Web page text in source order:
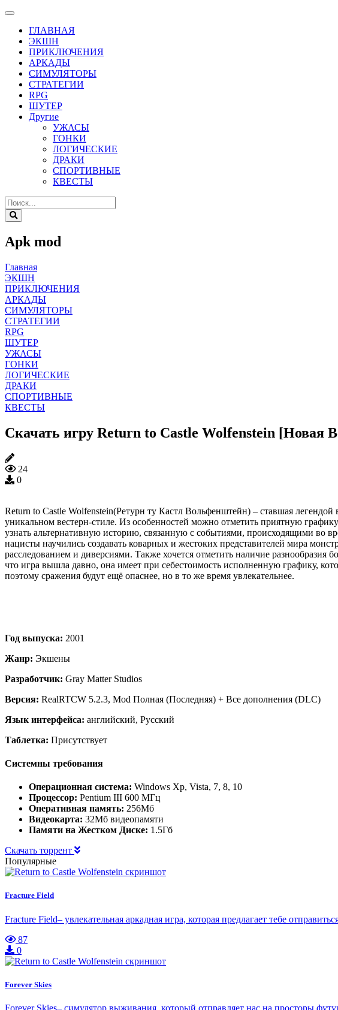
ГЛАВНАЯ
ЭКШН
ПРИКЛЮЧЕНИЯ
АРКАДЫ
СИМУЛЯТОРЫ
СТРАТЕГИИ
RPG
ШУТЕР
Другие
УЖАСЫ
ГОНКИ
ЛОГИЧЕСКИЕ
ДРАКИ
СПОРТИВНЫЕ
КВЕСТЫ
Apk mod
Главная
ЭКШН
ПРИКЛЮЧЕНИЯ
АРКАДЫ
СИМУЛЯТОРЫ
СТРАТЕГИИ
RPG
ШУТЕР
УЖАСЫ
ГОНКИ
ЛОГИЧЕСКИЕ
ДРАКИ
СПОРТИВНЫЕ
КВЕСТЫ
Скачать игру Return to Castle Wolfenstein [Новая
24
0
Return to Castle Wolfenstein(Ретурн ту Кастл Вольфенштейн) – ставшая
уникальном вестерн-стиле. Из особенностей можно отметить приятную
узнать альтернативную историю, связанную с событиями, происходящими во
нацисты научились создавать коварных и жестоких представителей мира
расследованием и диверсиями. Также хочется отметить наличие разнообразия
что игра вышла давно, она имеет при себестоимость исполненную графику,
поэтому сражения будут ещё опаснее, но в то же время увлекательнее.
Год выпуска: 2001
Жанр: Экшены
Разработчик: Gray Matter Studios
Версия: RealRTCW 5.2.3, Mod Полная (Последняя) + Все дополнения (DLC)
Язык интерфейса: английский, Русский
Таблетка: Присутствует
Системны требования
Операционная система: Windows Xp, Vista, 7, 8, 10
Процессор: Pentium III 600 МГц
Оперативная память: 256Мб
Видеокарта: 32Мб видеопамяти
Памяти на Жестком Диске: 1.5Гб
Скачать торрент
Популярные
Fracture Field
Fracture Field– увлекательная аркадная игра, которая предлагает тебе
87
0
Forever Skies
Forever Skies– симулятор выживания, который отправляет нас на просторы